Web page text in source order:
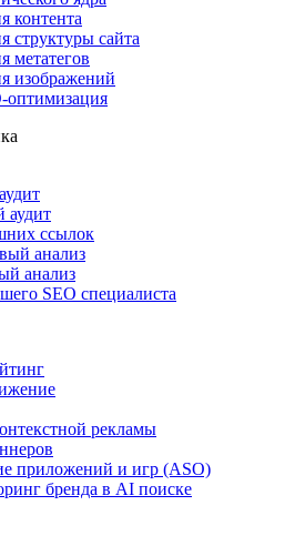
контента
структуры сайта
метатегов
изображений
оптимизация
аудит
ссылок
анализ
анализ
SEO специалиста
рекламы
приложений и игр (ASO)
бренда в AI поиске